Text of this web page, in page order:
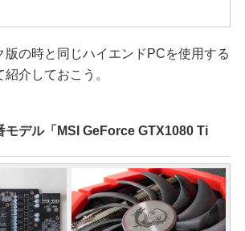
の時と同じハイエンドPCを使用する
介しておこう。
デル「MSI GeForce GTX1080 Ti